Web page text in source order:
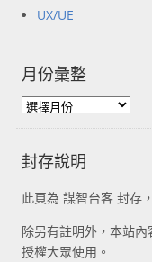
UX/UE
月份彙整
封存說明
此頁為 謀智台客 封存
除另有註明外，本站內
授權大眾使用。